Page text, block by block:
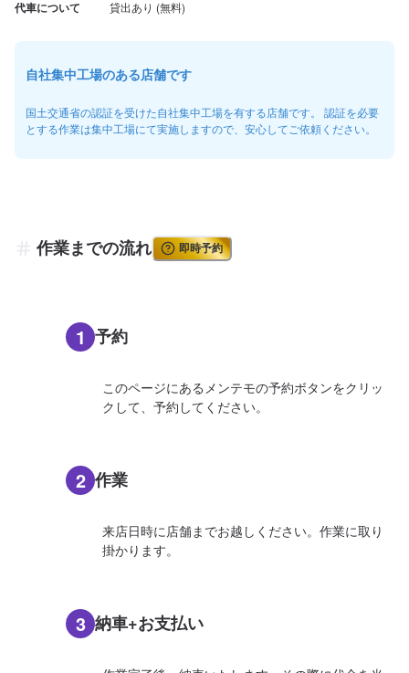
代車について
自社集中工場のある店舗です
国土交通省の認証を受けた自社集中工場を有する店舗です。 認証を必要
とする作業は集中工場にて実施しますので、安心してご依頼ください。
作業までの流れ 即時予約
1 予約
このページにあるメンテモの予約ボタンをクリッ
クして、予約してください。
2 作業
来店日時に店舗までお越しください。作業に取り
掛かります。
3 納車+お支払い